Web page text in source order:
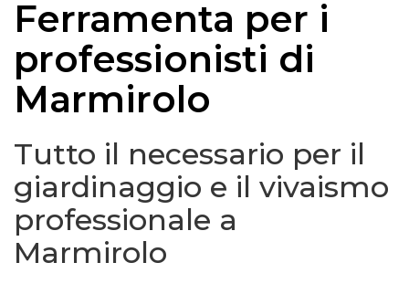
Ferramenta per i
professionisti di
Marmirolo
Tutto il necessario per il
giardinaggio e il vivaismo
professionale a
Marmirolo